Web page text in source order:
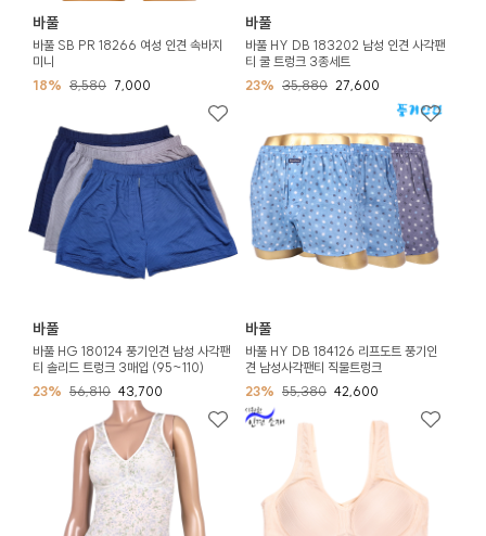
바풀
바풀 SB PR 18266 여성 인견 속바지
미니
18% 8,580 7,000
바풀
바풀 HY DB 183202 남성 인견 사각팬
티 쿨 트렁크 3종세트
23% 35,880 27,600
바풀
바풀 HG 180124 풍기인견 남성 사각팬
티 솔리드 트렁크 3매입 (95~110)
23% 56,810 43,700
바풀
바풀 HY DB 184126 리프도트 풍기인
견 남성사각팬티 직물트렁크
23% 55,380 42,600